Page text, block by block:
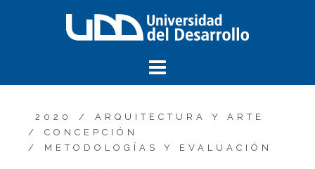
2020
ARQUITECTURA Y ARTE
CONCEPCIÓN
METODOLOGÍAS Y EVALUACIÓN